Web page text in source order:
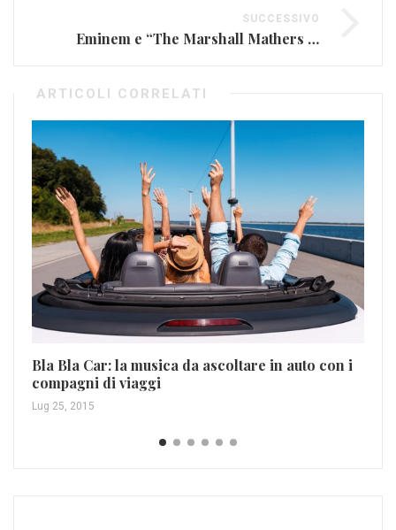
SUCCESSIVO
Eminem e “The Marshall Mathers LP”
ARTICOLI CORRELATI
Bla Bla Car: la musica da ascoltare in auto con i
compagni di viaggi
Lug 25, 2015